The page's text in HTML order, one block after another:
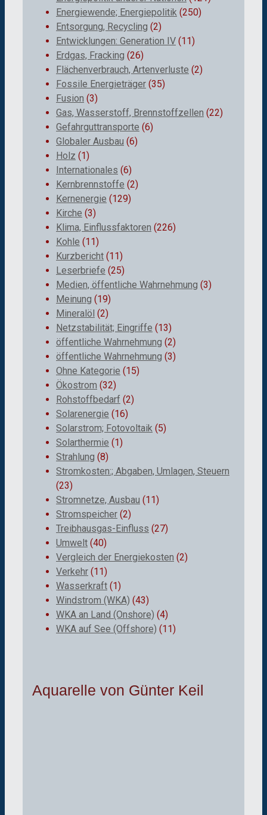
Energiewende; Energiepolitik (250)
Entsorgung, Recycling (2)
Entwicklungen: Generation IV (11)
Erdgas, Fracking (26)
Flächenverbrauch, Artenverluste (2)
Fossile Energieträger (35)
Fusion (3)
Gas, Wasserstoff, Brennstoffzellen (22)
Gefahrguttransporte (6)
Globaler Ausbau (6)
Holz (1)
Internationales (6)
Kernbrennstoffe (2)
Kernenergie (129)
Kirche (3)
Klima, Einflussfaktoren (226)
Kohle (11)
Kurzbericht (11)
Leserbriefe (25)
Medien, öffentliche Wahrnehmung (3)
Meinung (19)
Mineralöl (2)
Netzstabilität; Eingriffe (13)
öffentliche Wahrnehmung (2)
öffentliche Wahrnehmung (3)
Ohne Kategorie (15)
Ökostrom (32)
Rohstoffbedarf (2)
Solarenergie (16)
Solarstrom; Fotovoltaik (5)
Solarthermie (1)
Strahlung (8)
Stromkosten:; Abgaben, Umlagen, Steuern
(23)
Stromnetze, Ausbau (11)
Stromspeicher (2)
Treibhausgas-Einfluss (27)
Umwelt (40)
Vergleich der Energiekosten (2)
Verkehr (11)
Wasserkraft (1)
Windstrom (WKA) (43)
WKA an Land (Onshore) (4)
WKA auf See (Offshore) (11)
Aquarelle von Günter Keil